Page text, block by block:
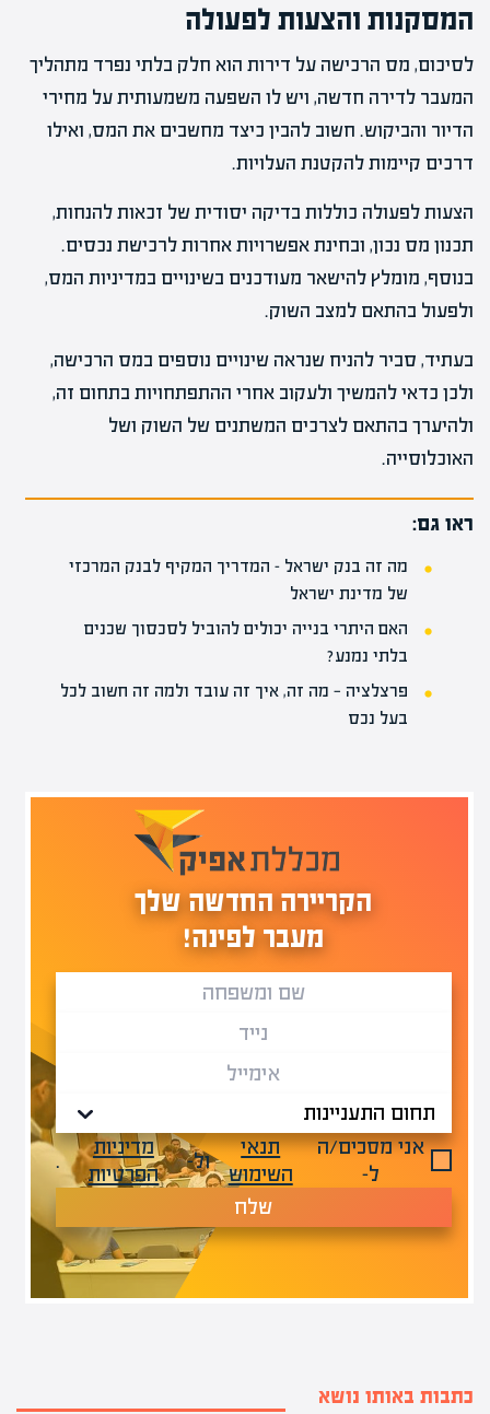
המסקנות והצעות לפעולה
לסיכום, מס הרכישה על דירות הוא חלק בלתי נפרד מתהליך
המעבר לדירה חדשה, ויש לו השפעה משמעותית על מחירי
הדיור והביקוש. חשוב להבין כיצד מחשבים את המס, ואילו
דרכים קיימות להקטנת העלויות.
הצעות לפעולה כוללות בדיקה יסודית של זכאות להנחות,
תכנון מס נכון, ובחינת אפשרויות אחרות לרכישת נכסים.
בנוסף, מומלץ להישאר מעודכנים בשינויים במדיניות המס,
ולפעול בהתאם למצב השוק.
בעתיד, סביר להניח שנראה שינויים נוספים במס הרכישה,
ולכן כדאי להמשיך ולעקוב אחרי ההתפתחויות בתחום זה,
ולהיערך בהתאם לצרכים המשתנים של השוק ושל
האוכלוסייה.
ראו גם:
מה זה בנק ישראל – המדריך המקיף לבנק המרכזי
של מדינת ישראל
האם היתרי בנייה יכולים להוביל לסכסוך שכנים
בלתי נמנע?
פרצלציה — מה זה, איך זה עובד ולמה זה חשוב לכל
בעל נכס
הקריירה החדשה שלך
מעבר לפינה!
אני מסכים/ה
ל-
תנאי
השימוש
ול-
מדיניות
הפרטיות
.
שלח
כתבות באותו נושא